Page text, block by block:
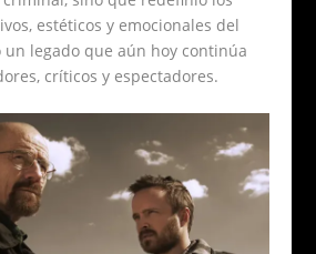
estéticos y emocionales del
un legado que aún hoy continúa
críticos y espectadores.